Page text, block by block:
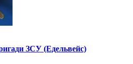
ЗСУ (Едельвейс)